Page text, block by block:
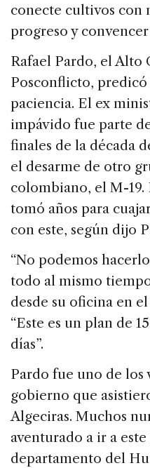
conecte cultivos con
progreso y
Rafael Pardo, el Alto
Posconflicto,
paciencia. El ex
impávido fue parte
finales de la década
el desarme de otro
colombiano, el M-19.
tomó años para
con este, según dijo
“No podemos
todo al mismo
desde su oficina en
“Este es un plan de
días”.
Pardo fue uno de
gobierno que
Algeciras. Muchos
aventurado a ir a
departamento del